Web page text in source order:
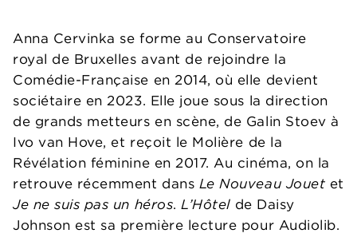
Anna Cervinka se forme au Conservatoire
royal de Bruxelles avant de rejoindre la
Comédie-Française en 2014, où elle devient
sociétaire en 2023. Elle joue sous la direction
de grands metteurs en scène, de Galin Stoev à
Ivo van Hove, et reçoit le Molière de la
Révélation féminine en 2017. Au cinéma, on la
retrouve récemment dans Le Nouveau Jouet et
Je ne suis pas un héros.L’Hôtel de Daisy
Johnson est sa première lecture pour Audiolib.